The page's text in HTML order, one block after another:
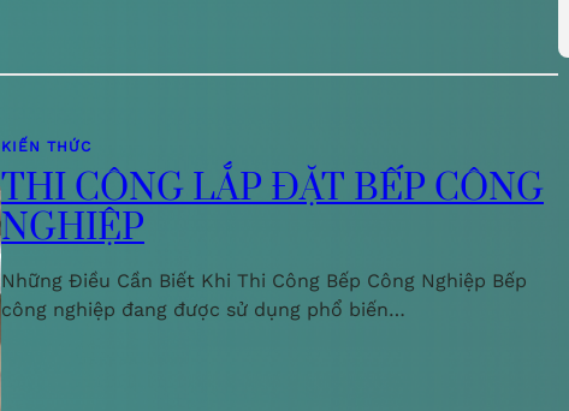
KIẾN THỨC
THI CÔNG LẮP ĐẶT BẾP CÔNG
NGHIỆP
Những Điều Cần Biết Khi Thi Công Bếp Công Nghiệp Bếp
công nghiệp đang được sử dụng phổ biến…